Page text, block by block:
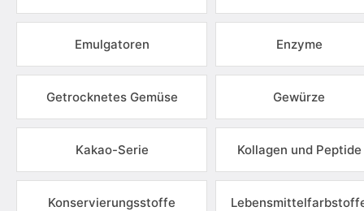
Emulgatoren Enzyme
Getrocknetes Gemüse Gewürze
Kakao-Serie Kollagen und Peptide
Konservierungsstoffe